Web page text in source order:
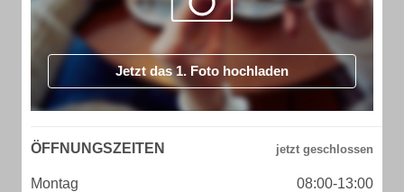
Jetzt das 1. Foto hochladen
ÖFFNUNGSZEITEN
Montag 08:00-13:00